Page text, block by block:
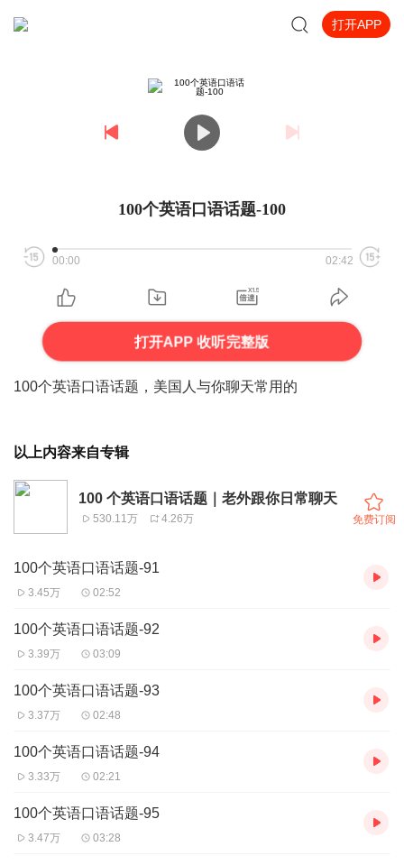
打开APP
100个英语口语话题-100
00:00 02:42
打开APP 收听完整版
100个英语口语话题，美国人与你聊天常用的
以上内容来自专辑
100 个英语口语话题｜老外跟你日常聊天
530.11万 4.26万 免费订阅
100个英语口语话题-91
3.45万 02:52
100个英语口语话题-92
3.39万 03:09
100个英语口语话题-93
3.37万 02:48
100个英语口语话题-94
3.33万 02:21
100个英语口语话题-95
3.47万 03:28